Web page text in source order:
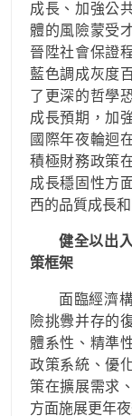
成長、加強公
體的風險蒙受
晉陞社會保證
藍色調成灰度
了更深的哲學
成長預期，加
國際年夜輪迴
積極財務政策
成長穩固性方
西的品質成長
健全以出
策框架
面臨經濟
險挑釁并存的
體系性、精準
政策系統、優
策在擴展需求
方面施展更年夜